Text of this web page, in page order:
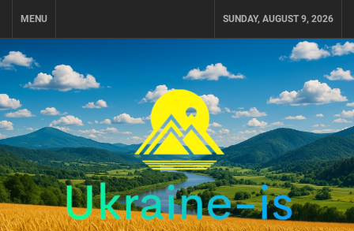
MENU SUNDAY, AUGUST 9, 2026